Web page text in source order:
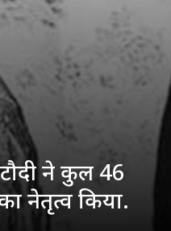
ने कुल 46
नेतृत्व किया.